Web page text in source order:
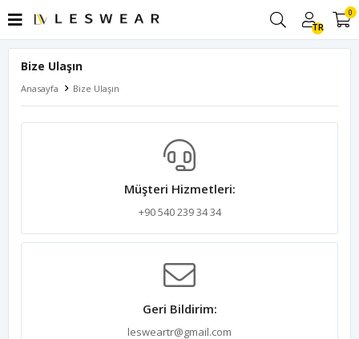
TR
0
Bize Ulaşın
Anasayfa Bize Ulaşın
Müşteri Hizmetleri:
+90 540 239 34 34
Geri Bildirim:
lesweartr@gmail.com